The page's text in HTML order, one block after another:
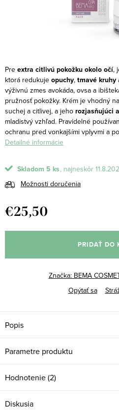
Pre extra citlivú pokožku okolo očí,
ktorá redukuje opuchy, tmavé kruhy
výživnú zmes avokáda, ovsa a
pružnosť pokožky. Krém je vhodný na
suchej a citlivej, a jeho rozjasňujúci
mladistvý vzhľad. Pravidelné
ochranu pred vonkajšími vplyvmi a
Detailné informácie
Skladom 5 ks
Možnosti doručenia
€25,50
cena:
PRIDAŤ DO
Značka: BEMA
Opýtať sa
Popis
Parametre produktu
Hodnotenie (2)
Diskusia